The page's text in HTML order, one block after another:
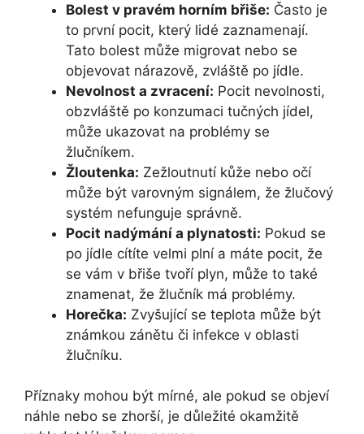
Bolest v pravém horním břiše: Často je
to první pocit, který lidé zaznamenají.
Tato bolest může migrovat nebo se
objevovat nárazově, zvláště po jídle.
Nevolnost a zvracení: Pocit nevolnosti,
obzvláště po konzumaci tučných jídel,
může ukazovat na problémy se
žlučníkem.
Žloutenka: Zežloutnutí kůže nebo očí
může být varovným signálem, že žlučový
systém nefunguje správně.
Pocit nadýmání a plynatosti: Pokud se
po jídle cítíte velmi plní a máte pocit, že
se vám v břiše tvoří plyn, může to také
znamenat, že žlučník má problémy.
Horečka: Zvyšující se teplota může být
známkou zánětu či infekce v oblasti
žlučníku.
Příznaky mohou být mírné, ale pokud se objeví
náhle nebo se zhorší, je důležité okamžitě